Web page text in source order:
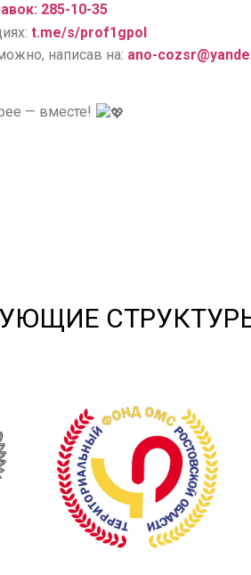
285-10-35
t.me/s/prof1gpol
написав на: ano-
— вместе!